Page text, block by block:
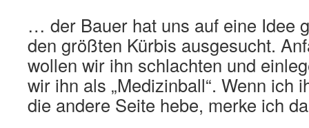
… der Bauer hat uns auf eine Idee
den größten Kürbis ausgesucht.
wollen wir ihn schlachten und
wir ihn als „Medizinball“. Wenn ich
die andere Seite hebe, merke ich